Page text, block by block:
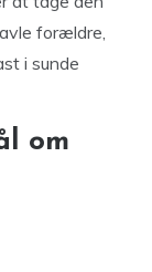
forældre,
i sunde
om